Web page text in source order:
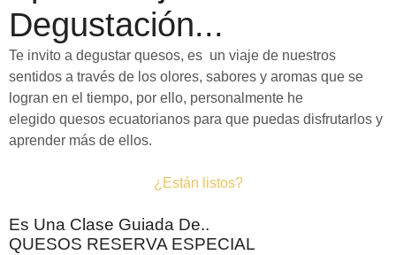
Degustación...
Te invito a degustar quesos, es un viaje de nuestros
sentidos a través de los olores, sabores y aromas que se
logran en el tiempo, por ello, personalmente he
elegido quesos ecuatorianos para que puedas disfrutarlos y
aprender más de ellos.
¿Están listos?
Es Una Clase Guiada De..
QUESOS RESERVA ESPECIAL